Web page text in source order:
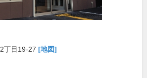
丁目19-27 [地図]